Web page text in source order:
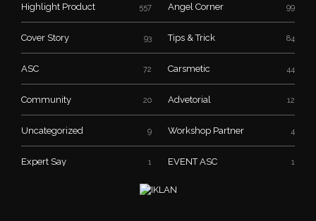
Highlight Product 557 Angel Corner 99
Cover Story 93 Tips & Trick 84
ASC 72 Carsmetic 44
Community 20 Advetorial 12
Uncategorized 9 Workshop Partner 4
Expert Say 1 EVENT ASC 1